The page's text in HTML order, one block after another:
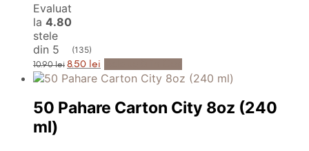
Evaluat
la 4.80
stele
din 5
(135)
10.90lei Prețul
inițial
a
10.90 lei.
8.50 lei Prețul
curent
este:
50 Pahare Carton City 8oz (240
ml)